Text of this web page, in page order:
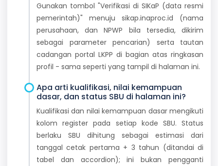
Gunakan tombol "Verifikasi di SIKaP (data resmi
pemerintah)" menuju sikap.inaproc.id (nama
perusahaan, dan NPWP bila tersedia, dikirim
sebagai parameter pencarian) serta tautan
cadangan portal LKPP di bagian atas ringkasan
profil - sama seperti yang tampil di halaman ini.
Apa arti kualifikasi, nilai kemampuan
dasar, dan status SBU di halaman ini?
Kualifikasi dan nilai kemampuan dasar mengikuti
kolom register pada setiap kode SBU. Status
berlaku SBU dihitung sebagai estimasi dari
tanggal cetak pertama + 3 tahun (ditandai di
tabel dan accordion); ini bukan pengganti